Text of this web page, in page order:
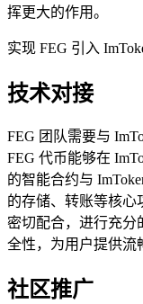
挥更大的作用。
实现 FEG 引入
技术对接
FEG 团队需要与
FEG 代币能够在
的智能合约与
的存储、转账等核心
密切配合，进行充分
全性，为用户提供流
社区推广